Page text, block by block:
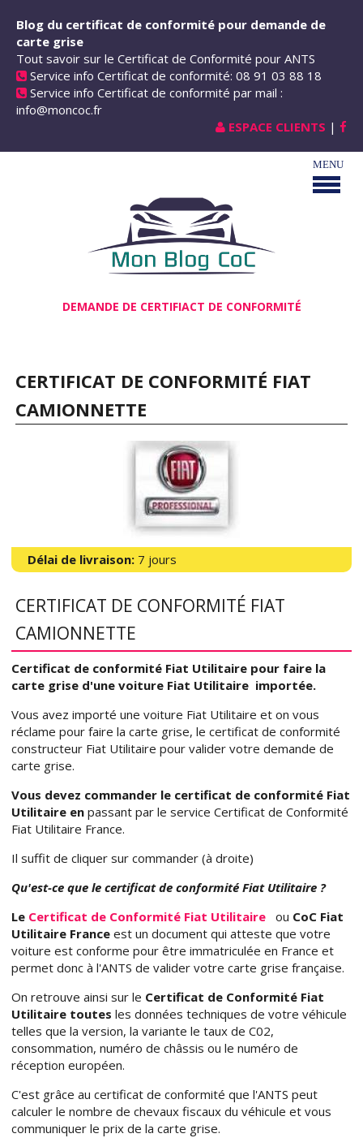
Blog du certificat de conformité pour demande de
carte grise
Tout savoir sur le Certificat de Conformité pour ANTS
Service info Certificat de conformité: 08 91 03 88 18
Service info Certificat de conformité par mail :
info@moncoc.fr
ESPACE CLIENTS |
DEMANDE DE CERTIFIACT DE CONFORMITÉ
CERTIFICAT DE CONFORMITÉ FIAT
CAMIONNETTE
Délai de livraison: 7 jours
CERTIFICAT DE CONFORMITÉ FIAT
CAMIONNETTE
Certificat de conformité Fiat Utilitaire pour faire la
carte grise d'une voiture Fiat Utilitaire importée.
Vous avez importé une voiture Fiat Utilitaire et on vous
réclame pour faire la carte grise, le certificat de conformité
constructeur Fiat Utilitaire pour valider votre demande de
carte grise.
Vous devez commander le certificat de conformité Fiat
Utilitaire enpassant par le service Certificat de Conformité
Fiat Utilitaire France.
Il suffit de cliquer sur commander (à droite)
Qu'est-ce que le certificat de conformité Fiat Utilitaire ?
Le Certificat de Conformité Fiat Utilitaire ou CoC Fiat
Utilitaire France est un document qui atteste que votre
voiture est conforme pour être immatriculée en France et
permet donc à l'ANTS de valider votre carte grise française.
On retrouve ainsi sur le Certificat de Conformité Fiat
Utilitaire toutes les données techniques de votre véhicule
telles que la version, la variante le taux de C02,
consommation, numéro de châssis ou le numéro de
réception européen.
C'est grâce au certificat de conformité que l'ANTS peut
calculer le nombre de chevaux fiscaux du véhicule et vous
communiquer le prix de la carte grise.